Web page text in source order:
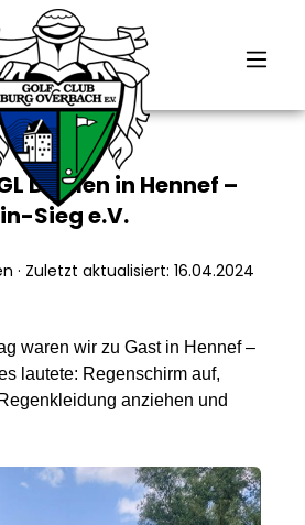
Damen in Hennef –
Sieg e.V.
· Zuletzt aktualisiert: 16.04.2024
waren wir zu Gast in Hennef –
lautete: Regenschirm auf,
anziehen und